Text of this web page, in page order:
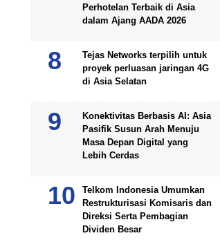
Perhotelan Terbaik di Asia
dalam Ajang AADA 2026
Tejas Networks terpilih untuk
proyek perluasan jaringan 4G
di Asia Selatan
Konektivitas Berbasis AI: Asia
Pasifik Susun Arah Menuju
Masa Depan Digital yang
Lebih Cerdas
Telkom Indonesia Umumkan
Restrukturisasi Komisaris dan
Direksi Serta Pembagian
Dividen Besar